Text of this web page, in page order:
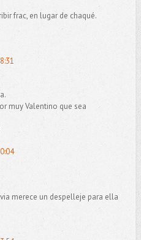
frac, en lugar de chaqué.
muy Valentino que sea
merece un despelleje para ella